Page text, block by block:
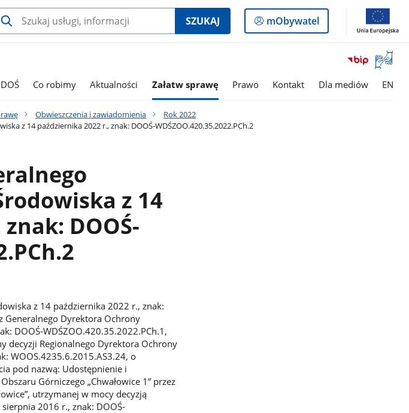
SZUKAJ
Logowanie
do
mObywatel
Otwórz
okno
Co robimy Aktualności Załatw sprawę Prawo Kontakt Dla mediów EN
Obwieszczenia i zawiadomienia
Rok 2022
z 14 października 2022 r., znak: DOOŚ-WDŚZOO.420.35.2022.PCh.2
z 14
DOOŚ-
z 14 października 2022 r., znak:
Generalnego Dyrektora Ochrony
DOOŚ-WDŚZOO.420.35.2022.PCh.1,
decyzji Regionalnego Dyrektora Ochrony
WOOS.4235.6.2015.AS3.24, o
pod nazwą: Udostępnienie i
Górniczego „Chwałowice 1” przez
utrzymanej w mocy decyzją
2016 r., znak: DOOŚ-